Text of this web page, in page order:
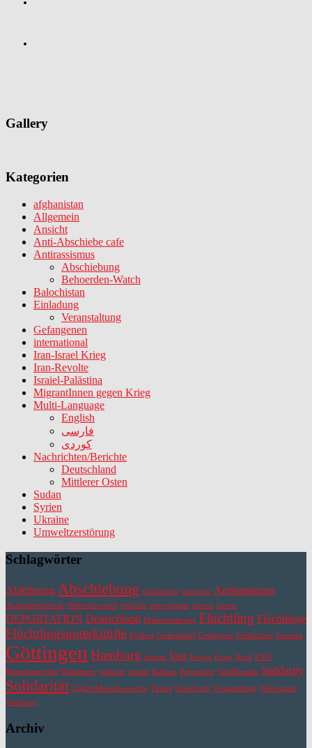
Gallery
Kategorien
afghanistan
Allgemein
Ansicht
Anti-Abschiebe cafe
Antirassismus
Abschiebung
Behoerden-Watch
Balochistan
Einladung
Veranstaltung
Gefangenen
international
Iran-Israel Krieg
Iran-Revolte
Israiel-Palästina
MigrantInnen gegen Krieg
Multi-Language
English
فارسی
کوردی
Nachrichten/Berichte
Deutschland
Mittlerer Osten
Sudan
Syrien
Ukraine
Umweltzerstörung
Schlagwörter
Ablehnung Abschiebung Antifaschist antiracist Antirassismus
Ausländerbehörde Behördenwatch belouch belouchistan choice Comic
DEPORTATION Deutschland Diskriminierung Flüchtling Flüchtlinge
Flüchtlingsunterkünfte Freiheit Gedenktafel Gefangene Geflüchtete Grenzen
Göttingen Hamburg human Iran Kongo Krieg Kurd KWZ
Menschenrechte Mittelmeer poskarte racism Rathaus Repression SajidHussain Solidarity
Solidarität TagDerMenschenrechte Türkei Unterkunft Veranstaltung Widerstand
Wohnung
Archiv